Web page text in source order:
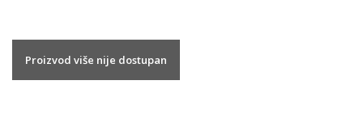
Proizvod više nije dostupan